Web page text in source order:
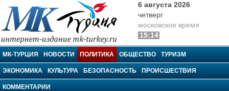
МК-Турция
6 августа 2026
четверг
московское время
15:14
МК-ТУРЦИЯ НОВОСТИ ПОЛИТИКА ОБЩЕСТВО ТУРИЗМ
ЭКОНОМИКА КУЛЬТУРА БЕЗОПАСНОСТЬ ПРОИСШЕСТВИЯ
КОММЕНТАРИИ